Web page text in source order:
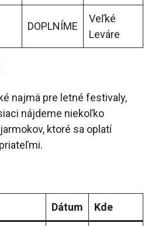
DOPLNÍME
Veľké
Leváre
najmä pre letné festivaly,
nájdeme niekoľko
ktoré sa oplatí
Dátum Kde